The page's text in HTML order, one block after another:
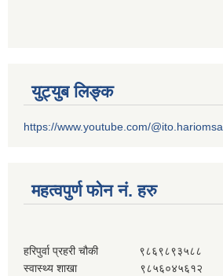
युट्युब लिङ्क
https://www.youtube.com/
महत्वपुर्ण फोन नं. हरु
हरिपुर्वा प्रहरी चौकी ९८६९८९३५८८
स्वास्थ्य शाखा ९८५६०४५६१२